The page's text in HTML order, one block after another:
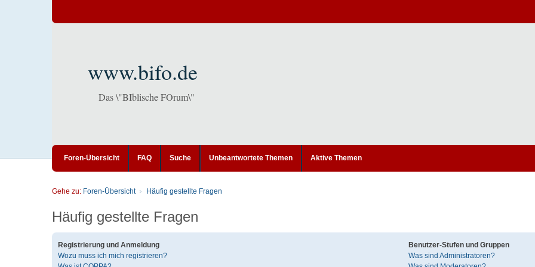
www.bifo.de
Das \"BIblische FOrum\"
Foren-Übersicht FAQ Suche Unbeantwortete Themen Aktive Themen
Gehe zu: Foren-Übersicht Häufig gestellte Fragen
Häufig gestellte Fragen
Registrierung und Anmeldung
Wozu muss ich mich registrieren?
Benutzer-Stufen und Gruppen
Was sind Administratoren?